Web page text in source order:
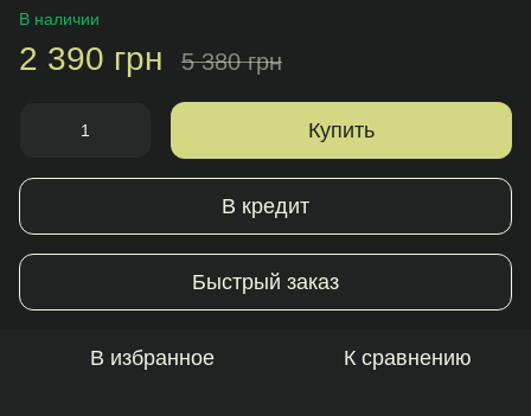
В наличии
2 390 грн 5 380 грн
Купить
В кредит
Быстрый заказ
В избранное К сравнению